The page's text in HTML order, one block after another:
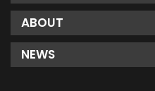
ABOUT
NEWS